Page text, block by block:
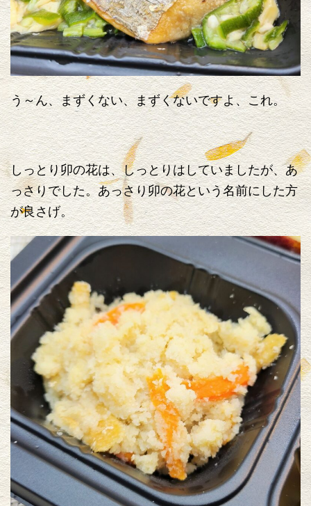
う～ん、まずくない、まずくないですよ、これ。
しっとり卯の花は、しっとりはしていましたが、あ
っさりでした。あっさり卯の花という名前にした方
が良さげ。